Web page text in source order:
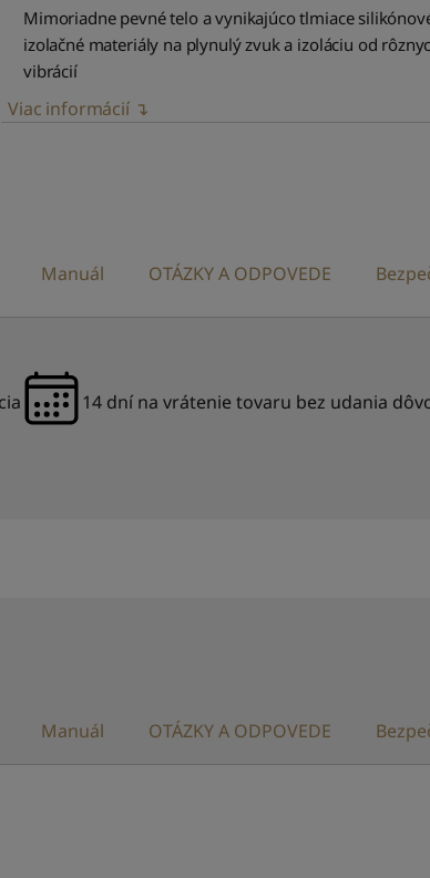
Mimoriadne pevné telo a vynikajúco tlmiace
izolačné materiály na plynulý zvuk a izoláciu od
vibrácií
Viac informácií ↴
Manuál OTÁZKY A ODPOVEDE
14 dní na vrátenie tovaru bez udania
Manuál OTÁZKY A ODPOVEDE